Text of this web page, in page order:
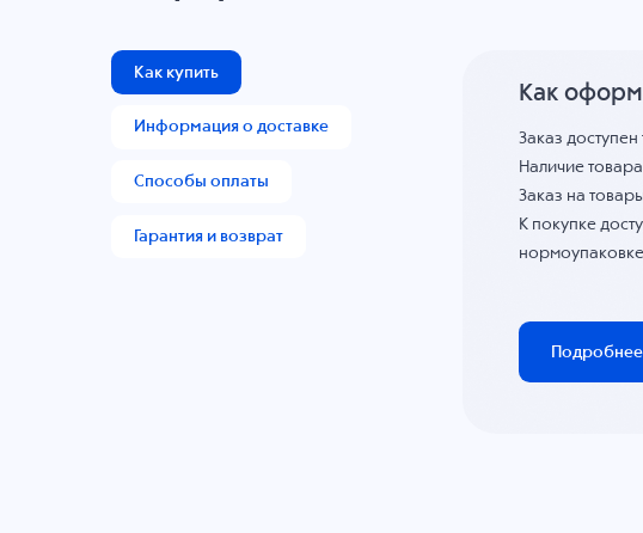
Как купить
Информация о доставке
Способы оплаты
Гарантия и возврат
Как
Заказ
Наличие
Заказ на
К покупке
Подробнее